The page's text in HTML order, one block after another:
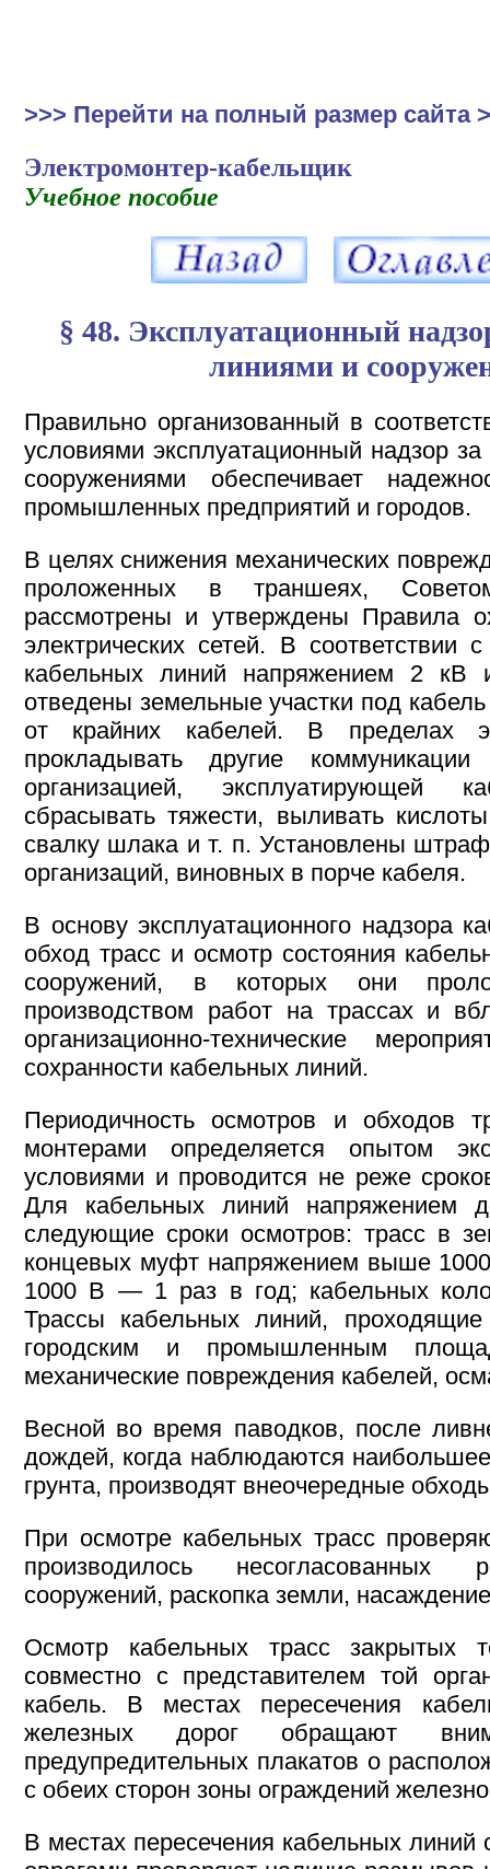
>>> Перейти на полный размер сайта
Электромонтер-кабельщик
Учебное пособие
§ 48. Эксплуатационный
линиями и
Правильно организованный в
условиями эксплуатационный надзор
сооружениями обеспечивает
промышленных предприятий и городов.
В целях снижения механических
проложенных в траншеях,
рассмотрены и утверждены Правила
электрических сетей. В соответствии
кабельных линий напряжением 2
отведены земельные участки под
от крайних кабелей. В пределах
прокладывать другие
организацией, эксплуатирующей
сбрасывать тяжести, выливать
свалку шлака и т. п. Установлены
организаций, виновных в порче кабеля.
В основу эксплуатационного надзора
обход трасс и осмотр состояния
сооружений, в которых они
производством работ на трассах и
организационно-технические
сохранности кабельных линий.
Периодичность осмотров и обходов
монтерами определяется опытом
условиями и проводится не реже
Для кабельных линий напряжением
следующие сроки осмотров: трасс в
концевых муфт напряжением выше
1000 В — 1 раз в год; кабельных
Трассы кабельных линий,
городским и промышленным
механические повреждения кабелей,
Весной во время паводков, после
дождей, когда наблюдаются
грунта, производят внеочередные
При осмотре кабельных трасс
производилось несогласованных
сооружений, раскопка земли,
Осмотр кабельных трасс закрытых
совместно с представителем той
кабель. В местах пересечения
железных дорог обращают
предупредительных плакатов о
с обеих сторон зоны ограждений
В местах пересечения кабельных